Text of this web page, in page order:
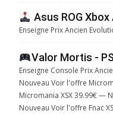
Asus ROG
Enseigne Prix Ancien
Valor Mortis -
Enseigne Console Prix
Nouveau Voir l'offre
Micromania XSX 39.99€ —
Nouveau Voir l'offre Fnac